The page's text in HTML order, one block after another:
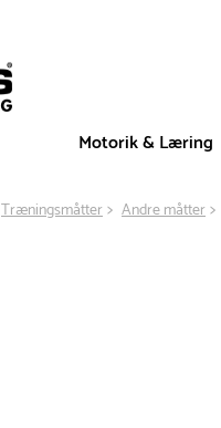
Motorik & Læring
Træningsmåtter Andre måtter